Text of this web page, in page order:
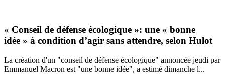
« Conseil de défense écologique »: une « bonne
idée » à condition d’agir sans attendre, selon Hulot
La création d'un "conseil de défense écologique" annoncée jeudi par
Emmanuel Macron est "une bonne idée", a estimé dimanche l...